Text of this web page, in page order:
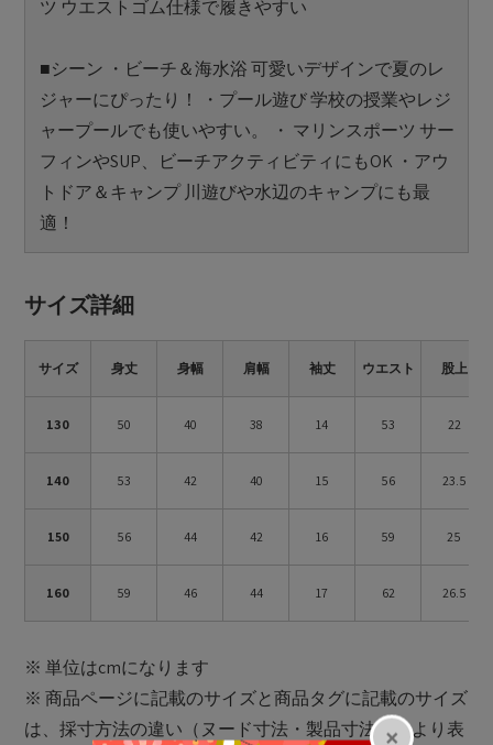
ツ ウエストゴム仕様で履きやすい
■シーン ・ビーチ＆海水浴 可愛いデザインで夏のレ
ジャーにぴったり！ ・プール遊び 学校の授業やレジ
ャープールでも使いやすい。 ・ マリンスポーツ サー
フィンやSUP、ビーチアクティビティにもOK ・アウ
トドア＆キャンプ 川遊びや水辺のキャンプにも最
適！
サイズ詳細
サイズ 身丈 身幅 肩幅 袖丈 ウエスト 股上
130 50 40 38 14 53 22
140 53 42 40 15 56 23.5
150 56 44 42 16 59 25
160 59 46 44 17 62 26.5
※ 単位はcmになります
※ 商品ページに記載のサイズと商品タグに記載のサイズ
は、採寸方法の違い（ヌード寸法・製品寸法）により表